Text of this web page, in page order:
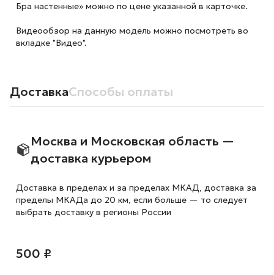
Бра настенные» можно по цене указанной в карточке.
Видеообзор на данную модель можно посмотреть во
вкладке "Видео".
ДоставкаСпособы оплаты
Москва и Московская область —
доставка курьером
Доставка в пределах и за пределах МКАД, доставка за
пределы МКАДа до 20 км, если больше — то следует
выбрать доставку в регионы России
500 ₽